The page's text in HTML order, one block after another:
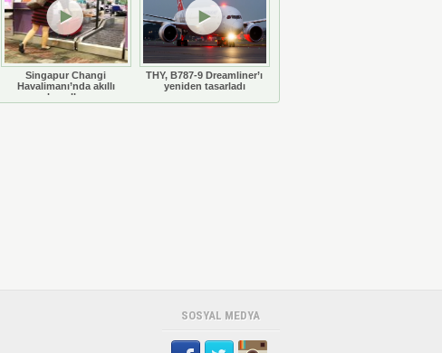
Singapur Changi
Havalimanı’nda akıllı
bavullar
THY, B787-9 Dreamliner’ı
yeniden tasarladı
SOSYAL MEDYA